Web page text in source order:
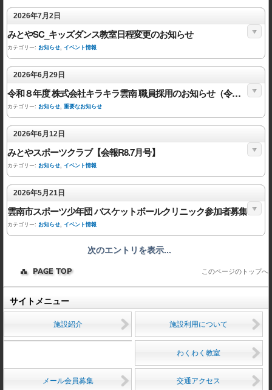
2026年7月2日
みとやSC_キッズダンス教室日程変更のお知らせ
カテゴリー: お知らせ, イベント情報
2026年6月29日
令和８年度 株式会社キラキラ雲南 職員採用のお知らせ（令和９年度採用）
カテゴリー: お知らせ, 重要なお知らせ
2026年6月12日
みとやスポーツクラブ【会報R8.7月号】
カテゴリー: お知らせ, イベント情報
2026年5月21日
雲南市スポーツ少年団 バスケットボールクリニック参加者募集
カテゴリー: お知らせ, イベント情報
次のエントリを表示...
このページのトップへ
サイトメニュー
施設紹介 施設利用について
わくわく教室
メール会員募集 交通アクセス